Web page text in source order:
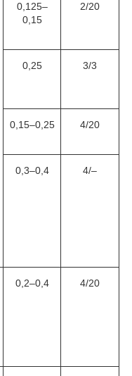
0,125–
0,15
2/20
0,25 3/3
0,15–0,25 4/20
0,3–0,4 4/–
0,2–0,4 4/20